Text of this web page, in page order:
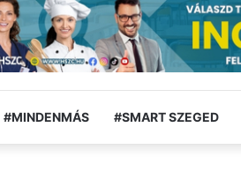
#MINDENMÁS #SMART SZEGED